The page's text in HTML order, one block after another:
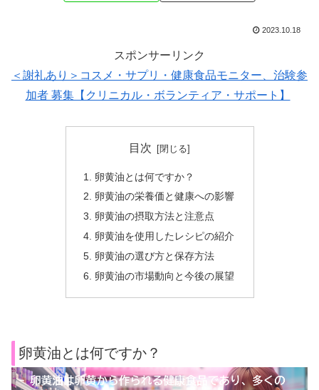
2023.10.18
スポンサーリンク
＜謝礼あり＞コスメ・サプリ・健康食品モニター、治験参
加者 募集【クリニカル・ボランティア・サポート】
目次
卵黄油とは何ですか？
卵黄油の栄養価と健康への影響
卵黄油の摂取方法と注意点
卵黄油を使用したレシピの紹介
卵黄油の選び方と保存方法
卵黄油の市場動向と今後の展望
卵黄油とは何ですか？